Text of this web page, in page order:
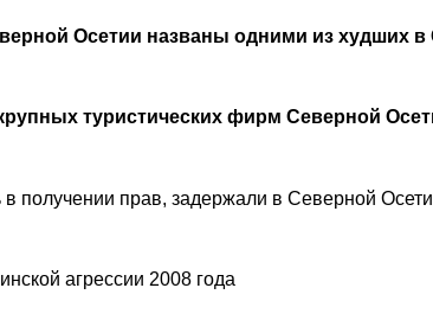
Осетии названы одними из худших
туристических фирм Северной
прав, задержали в Северной
агрессии 2008 года